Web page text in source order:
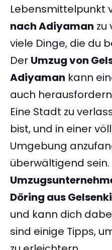
Lebensmittelpunkt
nach Adiyaman zu
viele Dinge, die du
Der Umzug von
Adiyaman kann
auch
Eine Stadt zu
bist, und in einer
Umgebung
überwältigend sein.
Döring aus
und kann dich
sind einige Tipps,